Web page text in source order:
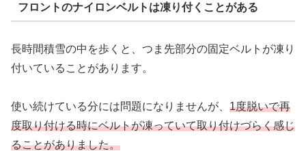
フロントのナイロンベルトは凍り付くことがある
長時間積雪の中を歩くと、つま先部分の固定ベルトが凍り
付いていることがあります。
使い続けている分には問題になりませんが、 1度脱いで再
度取り付ける時にベルトが凍っていて取り付けづらく感じ
ることがありました。